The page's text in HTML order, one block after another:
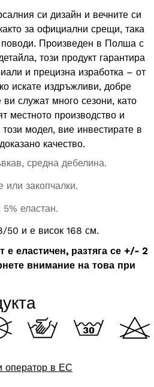
си дизайн и вечните си
за официални срещи, така
поводи. Произведен в Полша с
този продукт гарантира
и прецизна изработка – от
искате издръжливи, добре
служат много сезони, като
местното производство и
модел, вие инвестирате в
качество.
средна дебелина.
закопчалки.
еластан.
50 и е висок 168 см.
е еластичен, разтяга се +/- 2
внимание на това при
оператор в ЕС